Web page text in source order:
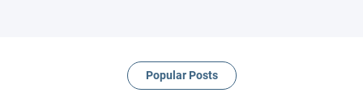
Popular Posts